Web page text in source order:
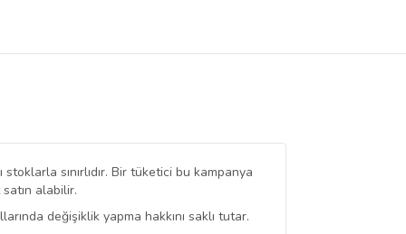
stoklarla sınırlıdır. Bir tüketici bu kampanya
alabilir.
değişiklik yapma hakkını saklı tutar.